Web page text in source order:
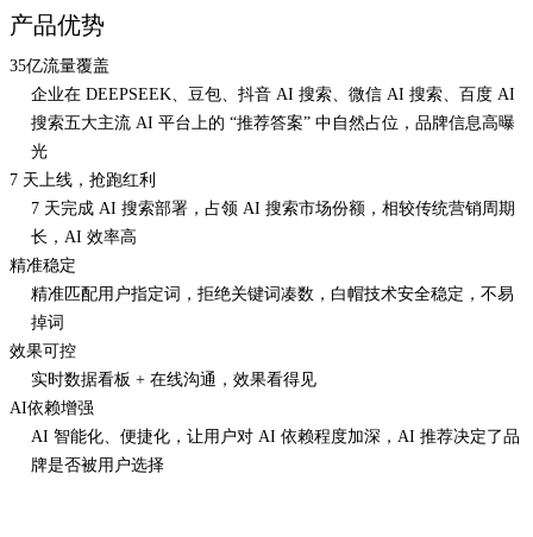
产品优势
35亿流量覆盖
企业在 DEEPSEEK、豆包、抖音 AI 搜索、微信 AI 搜索、百度 AI
搜索五大主流 AI 平台上的 “推荐答案” 中自然占位，品牌信息高曝
光
7 天上线，抢跑红利
7 天完成 AI 搜索部署，占领 AI 搜索市场份额，相较传统营销周期
长，AI 效率高
精准稳定
精准匹配用户指定词，拒绝关键词凑数，白帽技术安全稳定，不易
掉词
效果可控
实时数据看板 + 在线沟通，效果看得见
AI依赖增强
AI 智能化、便捷化，让用户对 AI 依赖程度加深，AI 推荐决定了品
牌是否被用户选择